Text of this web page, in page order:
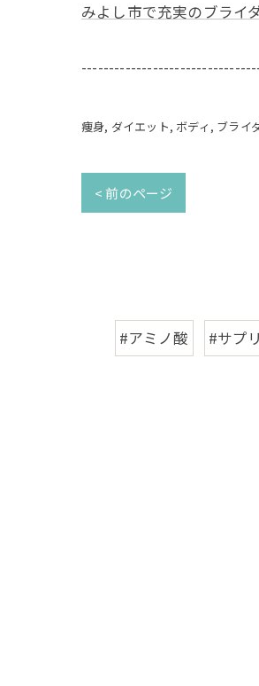
みよし市で充実のブライ
痩身 ダイエット ボディ ブライ
< 前のページ
#アミノ酸 #サプリ